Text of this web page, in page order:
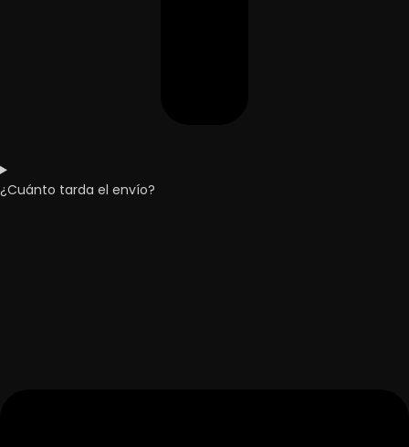
¿Cuánto tarda el envío?